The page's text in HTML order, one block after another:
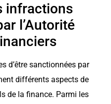
infractions
l’Autorité
d’être sanctionnées par
différents aspects de
de la finance. Parmi les